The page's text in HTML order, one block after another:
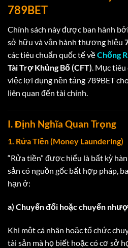
789BET
Chính sách này được ban hành bởi
sở hữu và vận hành thương hiệu
các tiêu chuẩn quốc tế vềChống
Tài Trợ Khủng Bố (CFT). Mục tiêu
việc lợi dụng nền tảng 789BET
liên quan đến tài chính.
I. Định Nghĩa Quan Trọng
1. Rửa Tiền (Money Laundering)
“Rửa tiền” được hiểu là bất kỳ
sản có nguồn gốc bất hợp pháp,
hạn ở:
a) Chuyển đổi hoặc chuyển
Khi một cá nhân hoặc tổ chức
tài sản mà họ biết hoặc có cơ sở